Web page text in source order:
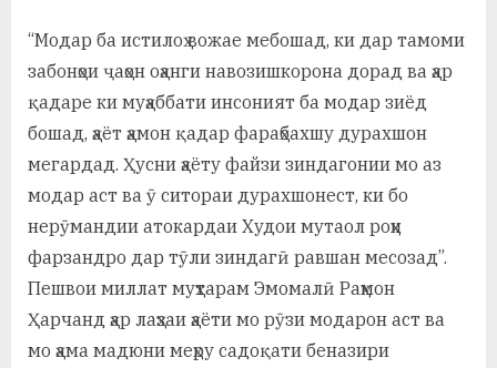
р
б
а
н
и
Н
“Модар ба истилоҳ вожае мебошад, ки дар тамоми
забонҳои ҷаҳон оҳанги навозишкорона дорад ва ҳар
қадаре ки муҳаббати инсоният ба модар зиёд
бошад, ҳаёт ҳамон қадар фараҳбахшу дурахшон
мегардад. Ҳусни ҳаёту файзи зиндагонии мо аз
модар аст ва ӯ ситораи дурахшонест, ки бо
нерӯмандии атокардаи Худои мутаол роҳи
фарзандро дар тӯли зиндагӣ равшан месозад”.
Пешвои миллат муҳтарам Эмомалӣ Раҳмон
Ҳарчанд ҳар лаҳзаи ҳаёти мо рӯзи модарон аст ва
мо ҳама мадюни меҳру садоқати беназири